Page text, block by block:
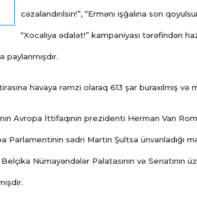
cəzalandırılsın!”, “Erməni işğalına son
“Xocalıya ədalət!” kampaniyası tərəfindən
havaya rəmzi olaraq 613 şar buraxılmış
Avropa İttifaqının prezidenti Herman Van
Parlamentinin sədri Martin Şultsa ünvanladığı
Nümayəndələr Palatasının və Senatının